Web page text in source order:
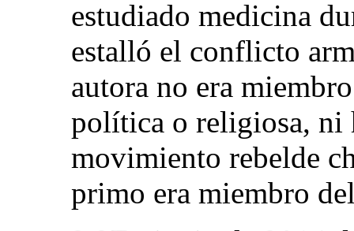
estudiado medicina
estalló el conflicto
autora no era
política o religiosa, ni
movimiento rebelde
primo era miembro